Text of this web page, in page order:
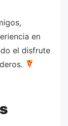
en
el disfrute